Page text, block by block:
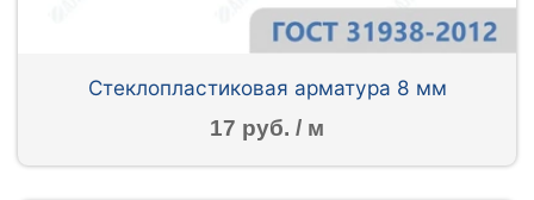
Стеклопластиковая арматура 8 мм
17 руб. / м